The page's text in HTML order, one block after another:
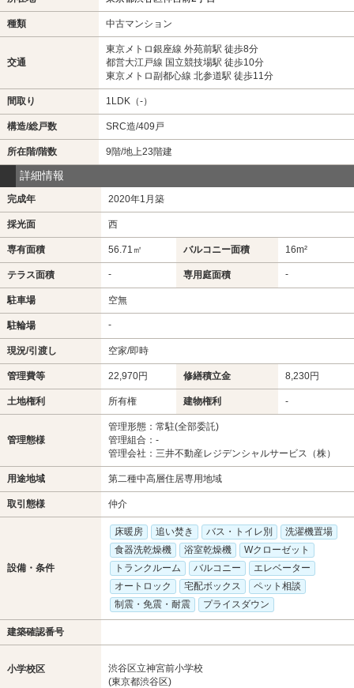
種類 中古マンション
交通
東京メトロ銀座線 外苑前駅 徒歩8分
都営大江戸線 国立競技場駅 徒歩10分
東京メトロ副都心線 北参道駅 徒歩11分
間取り 1LDK（-）
構造/総戸数 SRC造/409戸
所在階/階数 9階/地上23階建
詳細情報
完成年 2020年1月築
採光面 西
専有面積 56.71㎡ バルコニー面積 16m²
テラス面積 - 専用庭面積 -
駐車場 空無
駐輪場 -
現況/引渡し 空家/即時
管理費等 22,970円 修繕積立金 8,230円
土地権利 所有権 建物権利 -
管理態様
管理形態：常駐(全部委託)
管理組合：-
管理会社：三井不動産レジデンシャルサービス（株）
用途地域 第二種中高層住居専用地域
取引態様 仲介
設備・条件
床暖房 追い焚き バス・トイレ別
洗濯機置場
食器洗乾燥機
浴室乾燥機
Wクローゼット
トランクルーム
バルコニー
エレベーター
オートロック
宅配ボックス
ペット相談
制震・免震・耐震
プライスダウン
建築確認番号
小学校区
渋谷区立神宮前小学校
(東京都渋谷区)